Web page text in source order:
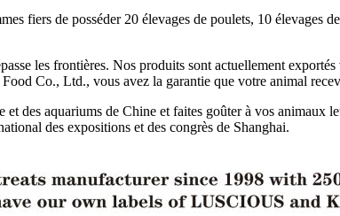
fiers de posséder 20 élevages de poulets, 10 élevages
les frontières. Nos produits sont actuellement
Co., Ltd., vous avez la garantie que votre animal
des aquariums de Chine et faites goûter à vos animaux
des expositions et des congrès de Shanghai.